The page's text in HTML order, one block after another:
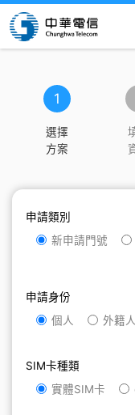
1
選擇
方案
申請類別
新申請門號
申請身份
個人
外籍
SIM卡種類
實體SIM卡